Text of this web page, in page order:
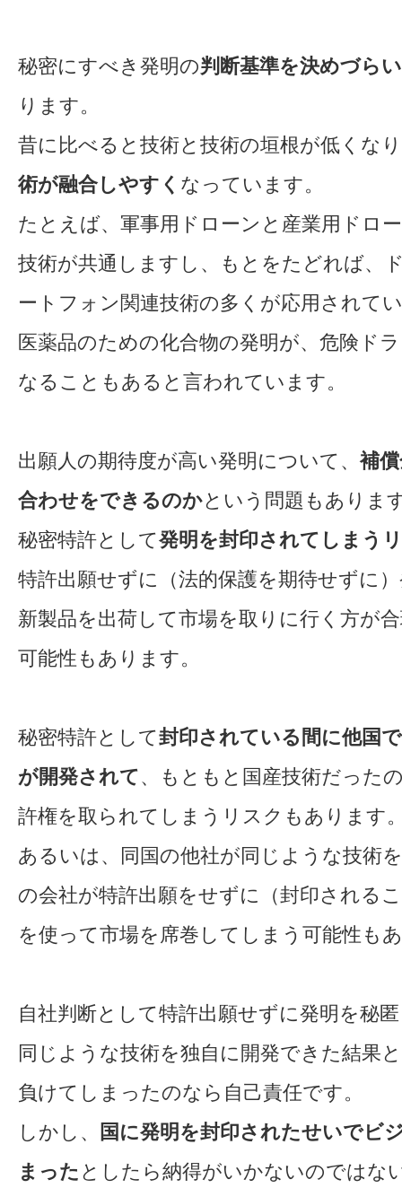
秘密にすべき発明の判断基準を決めづらい
ります。
昔に比べると技術と技術の垣根が低くな
術が融合しやすく なっています。
たとえば、軍事用ドローンと産業用ドロ
技術が共通しますし、もとをたどれば、
ートフォン関連技術の多くが応用されて
医薬品のための化合物の発明が、危険ド
なることもあると言われています。
出願人の期待度が高い発明について、補
合わせをできるのかという問題もありま
秘密特許として発明を封印されてしまう
特許出願せずに（法的保護を期待せずに
新製品を出荷して市場を取りに行く方が
可能性もあります。
秘密特許として封印されている間に他国
が開発されて、もともと国産技術だった
許権を取られてしまうリスクもあります
あるいは、同国の他社が同じような技術
の会社が特許出願をせずに（封印される
を使って市場を席巻してしまう可能性も
自社判断として特許出願せずに発明を秘
同じような技術を独自に開発できた結果
負けてしまったのなら自己責任です。
しかし、
国に発明を封印されたせいでビ
まった としたら納得がいかないのではな